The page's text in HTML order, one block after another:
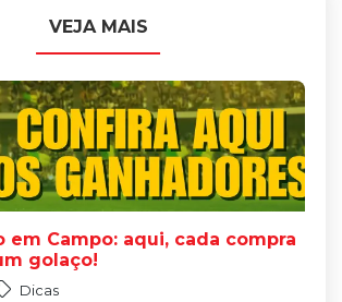
VEJA MAIS
em Campo: aqui, cada compra
golaço!
Dicas